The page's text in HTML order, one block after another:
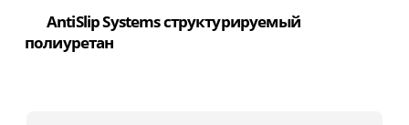
AntiSlip Systems структурируемый
полиуретан